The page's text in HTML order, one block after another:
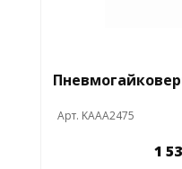
Арт. KAAA2475
1